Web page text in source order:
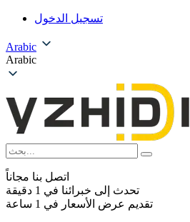
تسجيل الدخول
Arabic
Arabic
اتصل بنا مجاناً
تحدث إلى خبرائنا في 1 دقيقة
تقديم عرض الأسعار في 1 ساعة